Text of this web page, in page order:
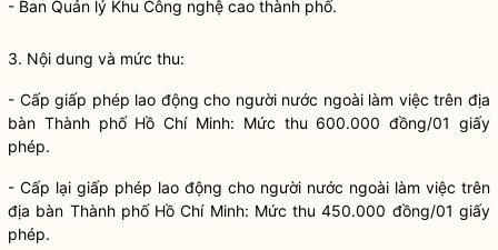
- Ban Quản lý Khu Công nghệ cao thành phố.
3. Nội dung và mức thu:
- Cấp giấp phép lao động cho người nước ngoài làm việc trên địa
bàn Thành phố Hồ Chí Minh: Mức thu 600.000 đồng/01 giấy
phép.
- Cấp lại giấp phép lao động cho người nước ngoài làm việc trên
địa bàn Thành phố Hồ Chí Minh: Mức thu 450.000 đồng/01 giấy
phép.